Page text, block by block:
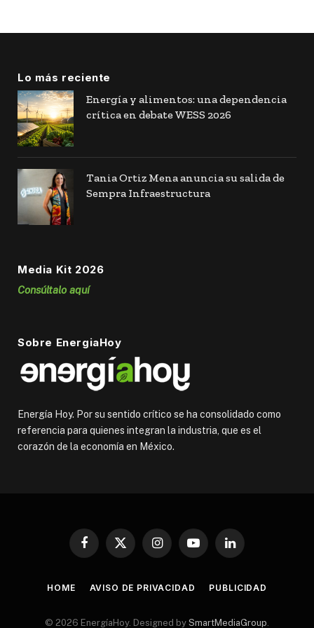
Lo más reciente
Energía y alimentos: una dependencia
crítica en debate WESS 2026
Tania Ortiz Mena anuncia su salida de
Sempra Infraestructura
Media Kit 2026
Consúltalo aquí
Sobre EnergiaHoy
Energía Hoy. Por su sentido crítico se ha consolidado como
referencia para quienes integran la industria, que es el
corazón de la economía en México.
Facebook
X
InstagramYouTubeLinkedIn
HOME AVISO DE PRIVACIDAD PUBLICIDAD
© 2026 EnergíaHoy. Designed by SmartMediaGroup.